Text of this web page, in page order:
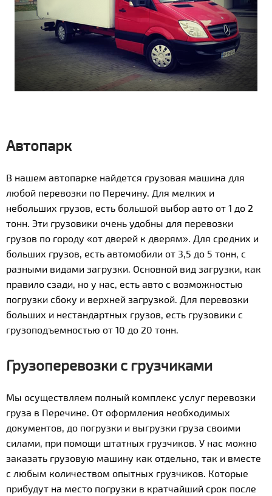
Автопарк
В нашем автопарке найдется грузовая машина для
любой перевозки по Перечину. Для мелких и
небольших грузов, есть большой выбор авто от 1 до 2
тонн. Эти грузовики очень удобны для перевозки
грузов по городу «от дверей к дверям». Для средних и
больших грузов, есть автомобили от 3,5 до 5 тонн, с
разными видами загрузки. Основной вид загрузки, как
правило сзади, но у нас, есть авто с возможностью
погрузки сбоку и верхней загрузкой. Для перевозки
больших и нестандартных грузов, есть грузовики с
грузоподъемностью от 10 до 20 тонн.
Грузоперевозки с грузчиками
Мы осуществляем полный комплекс услуг перевозки
груза в Перечине. От оформления необходимых
документов, до погрузки и выгрузки груза своими
силами, при помощи штатных грузчиков. У нас можно
заказать грузовую машину как отдельно, так и вместе
с любым количеством опытных грузчиков. Которые
прибудут на место погрузки в кратчайший срок после